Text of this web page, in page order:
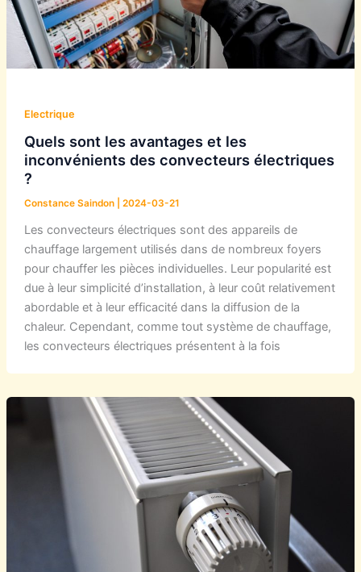
Electrique
Quels sont les avantages et les
inconvénients des convecteurs électriques
?
Constance Saindon 2024-03-21
Les convecteurs électriques sont des appareils de
chauffage largement utilisés dans de nombreux foyers
pour chauffer les pièces individuelles. Leur popularité est
due à leur simplicité d’installation, à leur coût relativement
abordable et à leur efficacité dans la diffusion de la
chaleur. Cependant, comme tout système de chauffage,
les convecteurs électriques présentent à la fois